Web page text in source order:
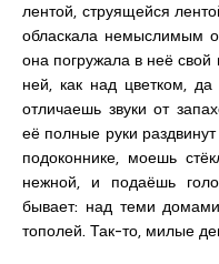
лентой, струящейся
обласкала немыслимым
она погружала в неё
ней, как над цветком,
отличаешь звуки от
её полные руки
подоконнике, моешь
нежной, и подаёшь
бывает: над теми
тополей. Так-то, милые